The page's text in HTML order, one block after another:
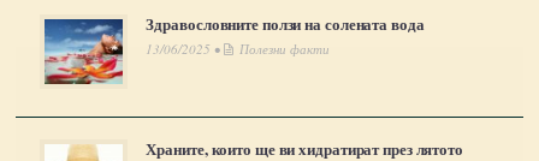
Здравословните ползи на солената вода
13/06/2025 • Полезни факти
Храните, които ще ви хидратират през лятото